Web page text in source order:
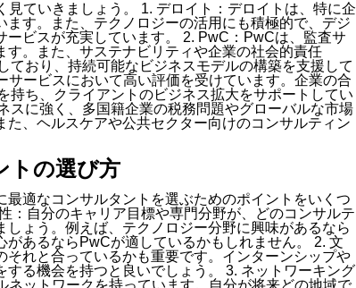
ていきましょう。 1. デロイト：デロイトは、特に企
す。また、テクノロジーの活用にも積極的で、デジ
ビスが充実しています。 2. PwC：PwCは、監査サ
。また、サステナビリティや企業の社会的責任
ており、持続可能なビジネスモデルの構築を支援して
ービスにおいて高い評価を受けています。企業の合
持ち、クライアントのビジネス拡大をサポートしてい
スに強く、多国籍企業の税務問題やグローバルな市場
、ヘルスケアや公共セクター向けのコンサルティン
トの選び方
適なコンサルタントを選ぶためのポイントをいくつ
：自分のキャリア目標や専門分野が、どのコンサルテ
ょう。例えば、テクノロジー分野に興味があるなら
あるならPwCが適しているかもしれません。 2. 文
れと合っているかも重要です。インターンシップや
る機会を持つと良いでしょう。 3. ネットワーキング